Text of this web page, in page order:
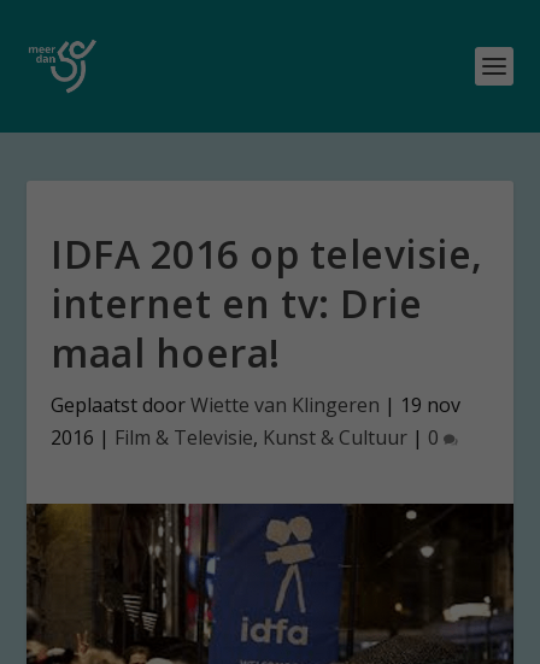
IDFA 2016 op televisie,
internet en tv: Drie
maal hoera!
Geplaatst doorWiette van Klingeren | 19 nov
2016 | Film & Televisie, Kunst & Cultuur | 0